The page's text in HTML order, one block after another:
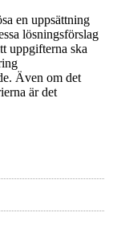
en uppsättning
lösningsförslag
uppgifterna ska
Även om det
är det